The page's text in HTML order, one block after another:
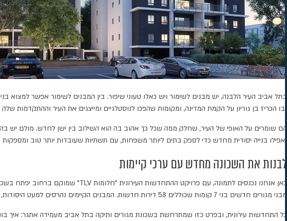
ובו הכריז בן גוריון על הקמת המדינה, ומקומות שהפכו לנוסטלגיים ומייצגים את העיר
הם שומרים על האופי של העיר, שחלק ממה שכל כך אהוב בה הוא השילוב בין ישן לחדש. מולם יש בה
ואפילו בנייה יסודית מחדש כדי לספק בתים ליותר משפחות, עם תשתיות שעובדות יותר טוב ומספקות
לבנות את השכונה מחדש עם ערכי קיימות
מבני מגורים חדשים בני 7 קומות שכוללים 58 דירות חדשות. המבנים הקיימים נהרסים למעט היסודות, ואז עוברים חיזוק משמעותי והוספת 2.5 קומות.
כל התחדשות עירונית, ובפרט כזו שמתרחשת בשכונת מגורים ותיקה בתל אביב מעמידה אתגר: